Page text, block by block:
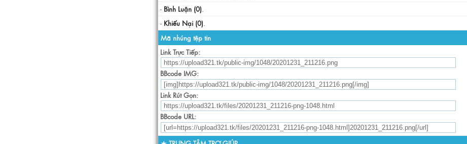
- Bình Luận (0).
- Khiếu Nại (0).
Mã nhúng tệp tin
Link Trực Tiếp:
BBcode IMG:
Link Rút Gọn:
BBcode URL: